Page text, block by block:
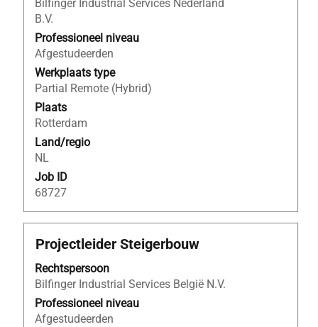
Bilfinger Industrial Services Nederland
B.V.
Professioneel niveau
Afgestudeerden
Werkplaats type
Partial Remote (Hybrid)
Plaats
Rotterdam
Land/regio
NL
Job ID
68727
om
de
volledige
inhoud
van
de
functiegegevens
weer
te
geven.
Titel
Projectleider Steigerbouw
Rechtspersoon
Bilfinger Industrial Services België N.V.
Professioneel niveau
Afgestudeerden
Selecteer
deze
spatiebalk
om
de
volledige